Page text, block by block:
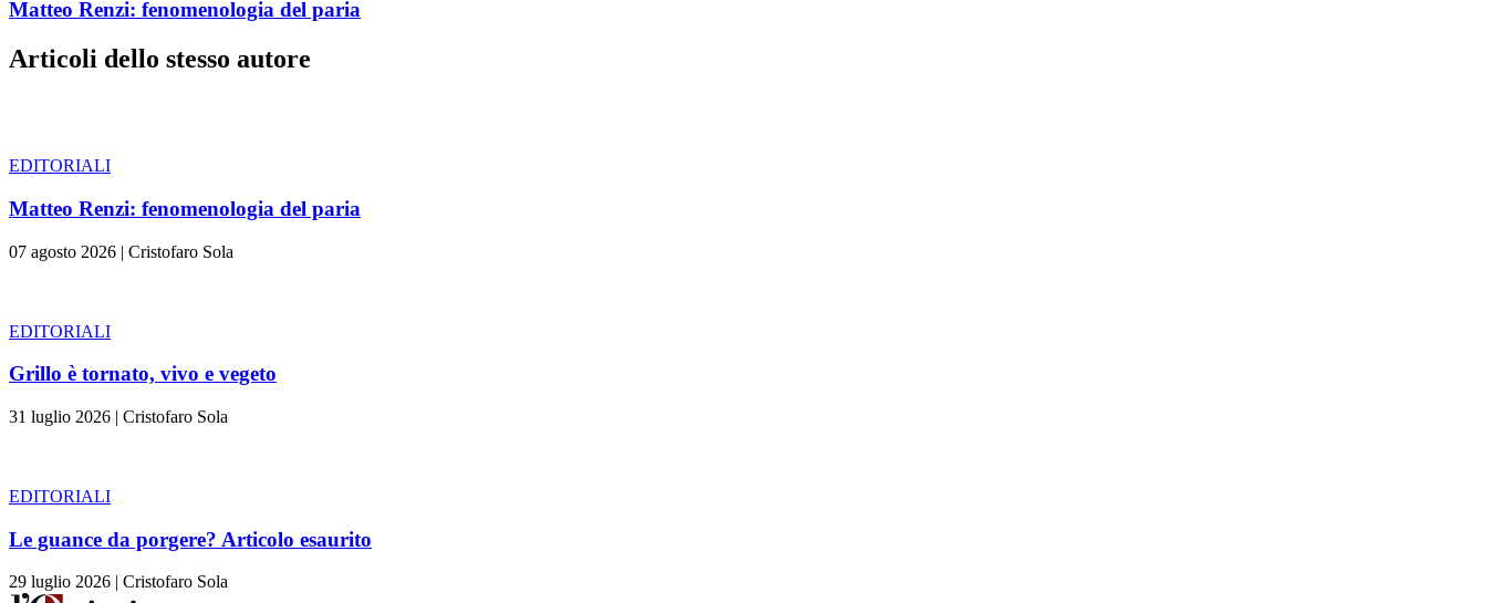
Matteo Renzi: fenomenologia del paria
Articoli dello stesso autore
EDITORIALI
Matteo Renzi: fenomenologia del paria
07 agosto 2026 | Cristofaro Sola
EDITORIALI
Grillo è tornato, vivo e vegeto
31 luglio 2026 | Cristofaro Sola
EDITORIALI
Le guance da porgere? Articolo esaurito
29 luglio 2026 | Cristofaro Sola